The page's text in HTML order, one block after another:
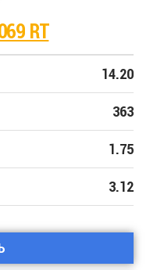
RT
14.20
363
1.75
3.12